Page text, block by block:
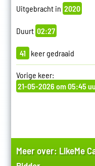
Uitgebracht in 2020
Duurt 02:27
41 keer gedraaid
Vorige keer:
21-05-2026 om 05:45
Meer over: LikeMe